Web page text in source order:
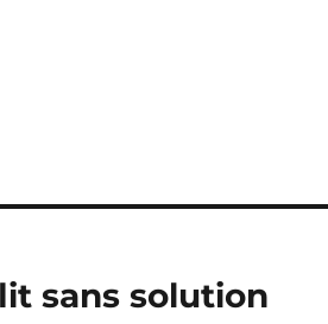
sans solution